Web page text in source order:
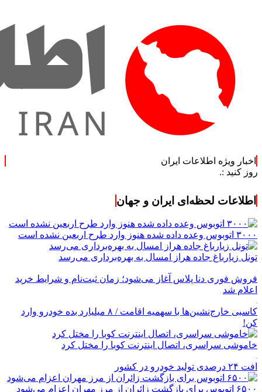
اخبار ویژه اطلاعات ایران
اطلاعات لحظه‌ای ایران و جهان
۳۰۰۰ اتوبوس وعده داده شده هنوز وارد طرح اربعین نشده است
تونل زیارباغ جاده هراز امسال به بهره‌برداری می‌رسد
فروش فوری دنا پلاس آغاز می‌شود؛ زمان ثبت‌نام و شرایط خرید
اعلام شد
کاسبی خارج‌نشین‌ها با سهمیه اقامت / ۸ میلیارد بده خودرو وارد
کن!
خاموشی سراسری، اتصال اینترنت کوبا را مختل کرد
افت ۲۴ درصدی تولید خودرو در کشور
۶۵۰۰ اتوبوس برای بازگشت زائران از مرز مهران اعزام می‌شود